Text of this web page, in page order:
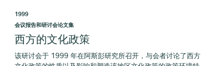
1999
会议报告和研讨会论文集
西方的文化政策
该研讨会于 1999 年在阿斯彭研究所召开，与会者讨论了西方